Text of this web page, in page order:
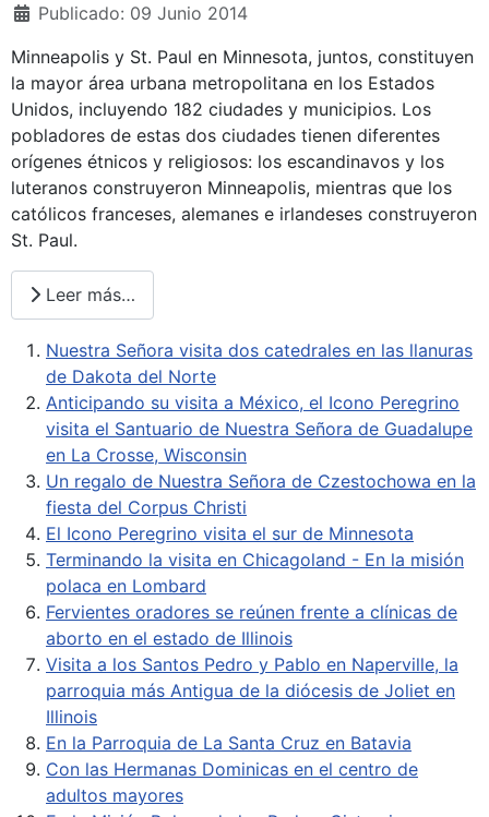
Publicado: 09 Junio 2014
Minneapolis y St. Paul en Minnesota, juntos, constituyen
la mayor área urbana metropolitana en los Estados
Unidos, incluyendo 182 ciudades y municipios. Los
pobladores de estas dos ciudades tienen diferentes
orígenes étnicos y religiosos: los escandinavos y los
luteranos construyeron Minneapolis, mientras que los
católicos franceses, alemanes e irlandeses construyeron
St. Paul.
Leer más…
Nuestra Señora visita dos catedrales en las llanuras
de Dakota del Norte
Anticipando su visita a México, el Icono Peregrino
visita el Santuario de Nuestra Señora de Guadalupe
en La Crosse, Wisconsin
Un regalo de Nuestra Señora de Czestochowa en la
fiesta del Corpus Christi
El Icono Peregrino visita el sur de Minnesota
Terminando la visita en Chicagoland - En la misión
polaca en Lombard
Fervientes oradores se reúnen frente a clínicas de
aborto en el estado de Illinois
Visita a los Santos Pedro y Pablo en Naperville, la
parroquia más Antigua de la diócesis de Joliet en
Illinois
En la Parroquia de La Santa Cruz en Batavia
Con las Hermanas Dominicas en el centro de
adultos mayores